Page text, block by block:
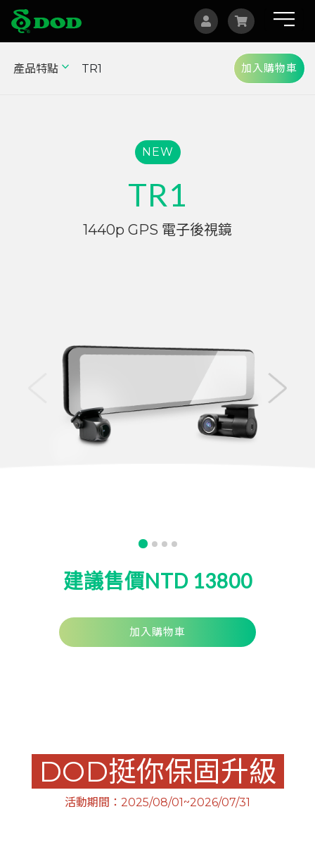
海外據點
Bosnia and Herzegovina
Japan
Lithuania
Malaysia
Middle East
Poland
Russian Federation
Thailand
Ukraine
產品特點 TR1 加入購物車
NEW
TR1
1440p GPS 電子後視鏡
建議售價NTD 13800
加入購物車
DOD挺你保固升級
活動期間：2025/08/01~2026/07/31